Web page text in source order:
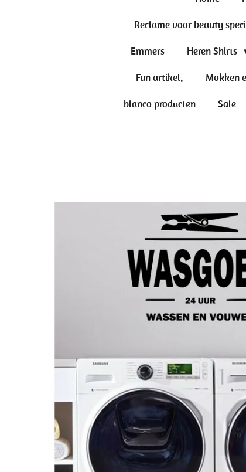
Reclame voor beauty
Emmers Heren Shirts
Fun artikel. Mokken
blanco producten Sale